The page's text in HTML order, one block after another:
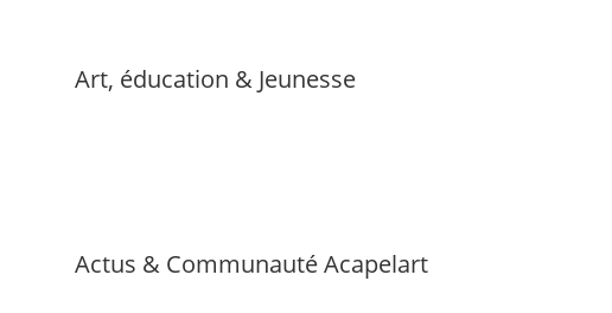
Art, éducation & Jeunesse
Actus & Communauté Acapelart